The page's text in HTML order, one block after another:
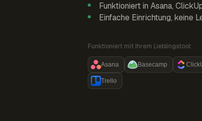
Funktioniert in Asana,
Einfache Einrichtung, keine
Funktioniert mit Ihrem Lieblingstool:
Asana Basecamp
Trello